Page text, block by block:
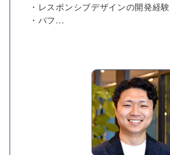
・レスポンシブデザインの開発経験
・パフ...